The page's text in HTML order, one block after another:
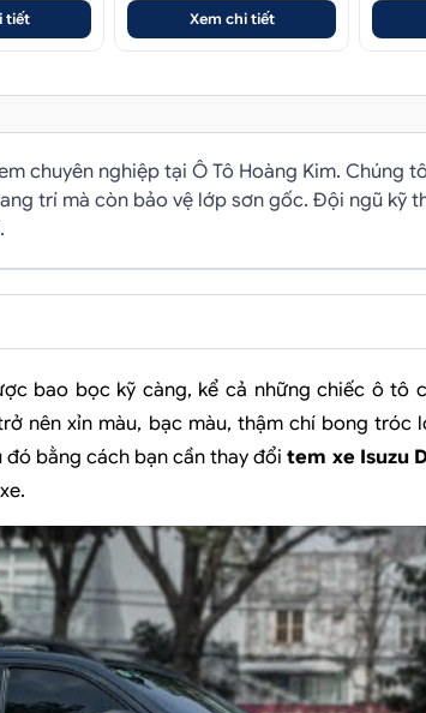
tiết Xem chi tiết
chuyên nghiệp tại Ô Tô Hoàng Kim.
trí mà còn bảo vệ lớp sơn gốc. Đội ngũ kỹ
bao bọc kỹ càng, kể cả những chiếc ô tô
nên xỉn màu, bạc màu, thậm chí bong tróc
đó bằng cách bạn cần thay đổitem xe Isuzu